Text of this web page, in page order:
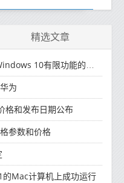
精选文章
10有限功能的更新
为
格和发布日期公布
参数和价格
Mac计算机上成功运行